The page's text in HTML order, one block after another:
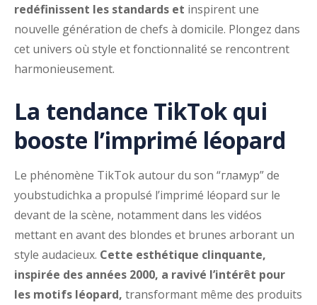
redéfinissent les standards et inspirent une
nouvelle génération de chefs à domicile. Plongez dans
cet univers où style et fonctionnalité se rencontrent
harmonieusement.
La tendance TikTok qui
booste l’imprimé léopard
Le phénomène TikTok autour du son “гламур” de
youbstudichka a propulsé l’imprimé léopard sur le
devant de la scène, notamment dans les vidéos
mettant en avant des blondes et brunes arborant un
style audacieux. Cette esthétique clinquante,
inspirée des années 2000, a ravivé l’intérêt pour
les motifs léopard, transformant même des produits